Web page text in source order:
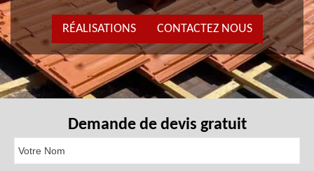
RÉALISATIONS CONTACTEZ NOUS
Demande de devis gratuit